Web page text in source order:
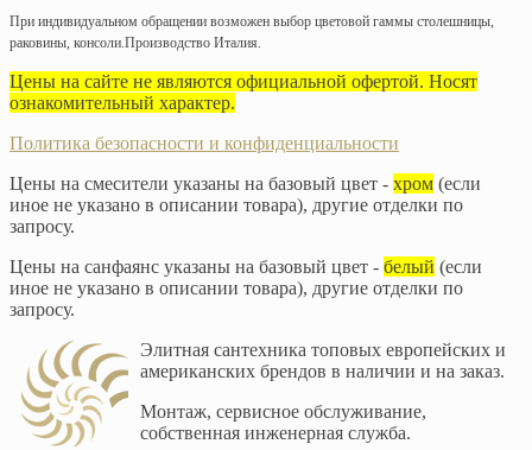
При индивидуальном обращении возможен выбор цветовой гаммы столешницы,
раковины, консоли.Производство Италия.
Цены на сайте не являются официальной офертой. Носят
ознакомительный характер.
Политика безопасности и конфиденциальности
Цены на смесители указаны на базовый цвет - хром (если
иное не указано в описании товара), другие отделки по
запросу.
Цены на санфаянс указаны на базовый цвет - белый (если
иное не указано в описании товара), другие отделки по
запросу.
Элитная сантехника топовых европейских и
американских брендов в наличии и на заказ.
Монтаж, сервисное обслуживание,
собственная инженерная служба.